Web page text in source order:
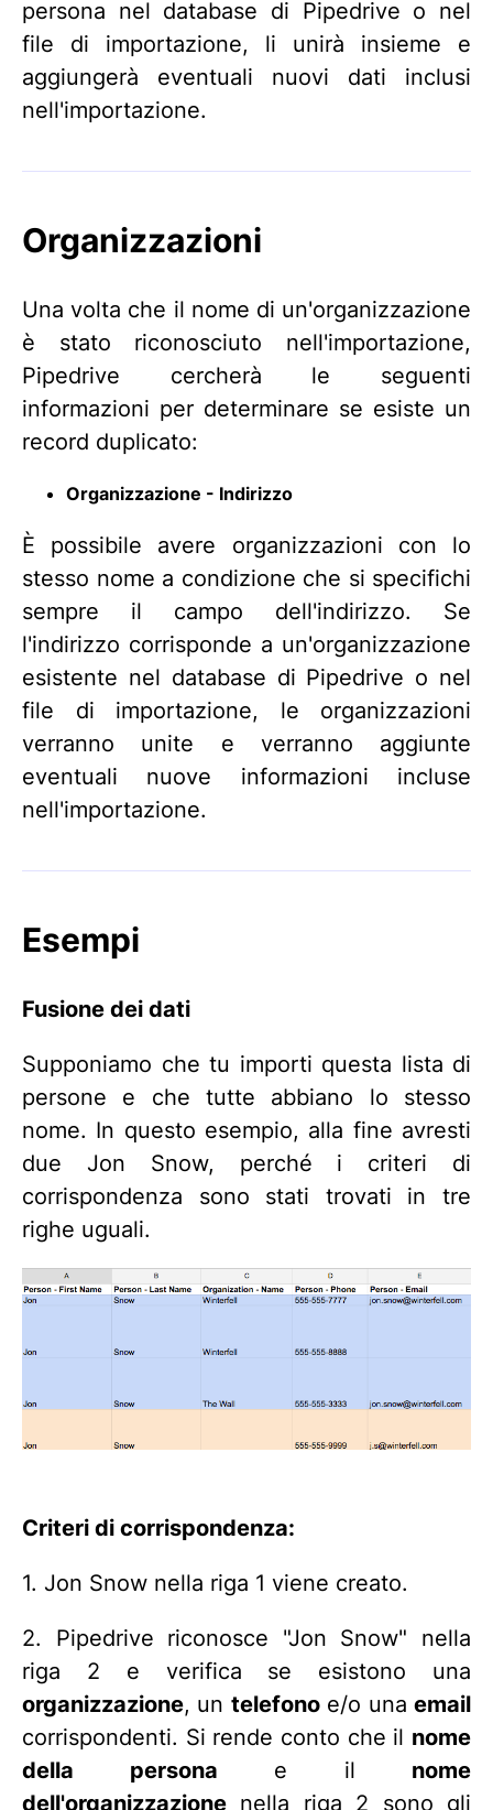
persona nel database di Pipedrive o nel
file di importazione, li unirà insieme e
aggiungerà eventuali nuovi dati inclusi
nell'importazione.
Organizzazioni
Una volta che il nome di un'organizzazione
è stato riconosciuto nell'importazione,
Pipedrive cercherà le seguenti
informazioni per determinare se esiste un
record duplicato:
Organizzazione - Indirizzo
È possibile avere organizzazioni con lo
stesso nome a condizione che si specifichi
sempre il campo dell'indirizzo. Se
l'indirizzo corrisponde a un'organizzazione
esistente nel database di Pipedrive o nel
file di importazione, le organizzazioni
verranno unite e verranno aggiunte
eventuali nuove informazioni incluse
nell'importazione.
Esempi
Fusione dei dati
Supponiamo che tu importi questa lista di
persone e che tutte abbiano lo stesso
nome. In questo esempio, alla fine avresti
due Jon Snow, perché i criteri di
corrispondenza sono stati trovati in tre
righe uguali.
Criteri di corrispondenza:
1. Jon Snow nella riga 1 viene creato.
2. Pipedrive riconosce "Jon Snow" nella
riga 2 e verifica se esistono una
organizzazione, un telefonoe/o unaemail
corrispondenti. Si rende conto che il nome
della persona e il nome
dell'organizzazione nella riga 2 sono gli